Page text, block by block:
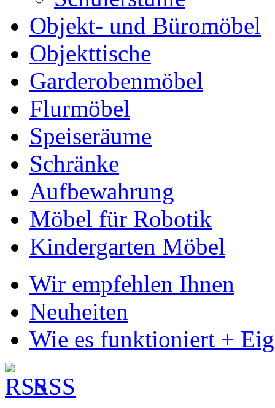
Objekt- und Büromöbel
Objekttische
Garderobenmöbel
Flurmöbel
Speiseräume
Schränke
Aufbewahrung
Möbel für Robotik
Kindergarten Möbel
Wir empfehlen Ihnen
Neuheiten
Wie es funktioniert +
RSS